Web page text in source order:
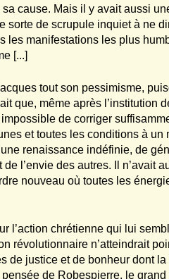
sa cause. Mais il y avait aussi
sorte de scrupule inquiet à ne
les manifestations les plus
[...]
tout son pessimisme,
que, même après l’institution
de corriger
et toutes les conditions à
renaissance indéfinie, de
l’envie des autres. Il n’avait
nouveau où toutes les
l’action chrétienne qui lui
révolutionnaire n’atteindrait
de justice et de bonheur dont
de Robespierre, le